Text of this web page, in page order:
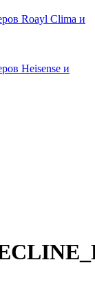
Roayl Clima и
Heisense и